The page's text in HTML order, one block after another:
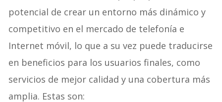
potencial de crear un entorno más dinámico y
competitivo en el mercado de telefonía e
Internet móvil, lo que a su vez puede traducirse
en beneficios para los usuarios finales, como
servicios de mejor calidad y una cobertura más
amplia. Estas son: